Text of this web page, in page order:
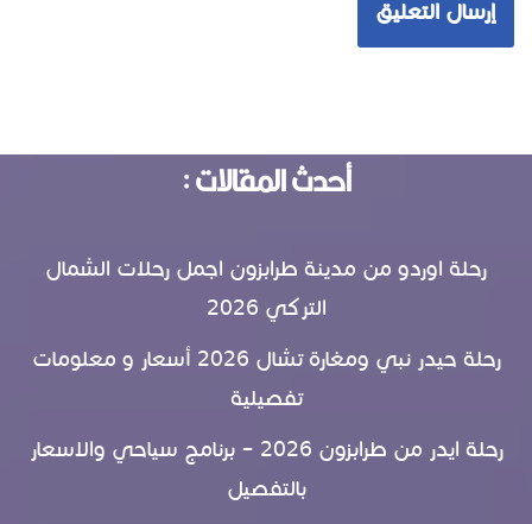
أحدث المقالات :
رحلة اوردو من مدينة طرابزون اجمل رحلات الشمال
التركي 2026
رحلة حيدر نبي ومغارة تشال 2026 أسعار و معلومات
تفصيلية
رحلة ايدر من طرابزون 2026 – برنامج سياحي والاسعار
بالتفصيل